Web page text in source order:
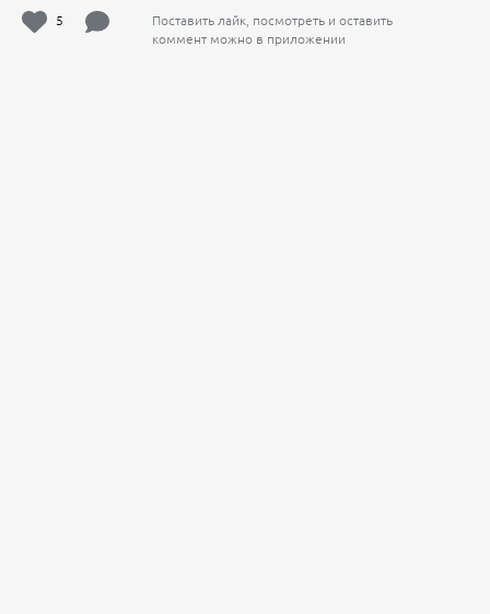
5
Поставить лайк, посмотреть и оставить
коммент можно в приложении